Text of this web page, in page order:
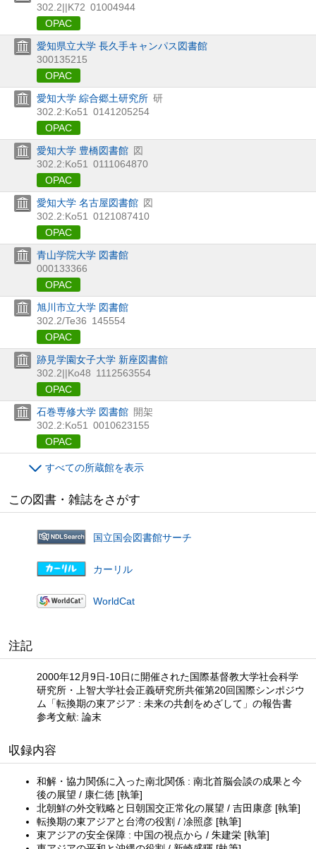
302.2||K72 01004944
OPAC
愛知県立大学 長久手キャンパス図書館
300135215
OPAC
愛知大学 綜合郷土研究所 研
302.2:Ko51
0141205254
OPAC
愛知大学 豊橋図書館 図
302.2:Ko51
0111064870
OPAC
愛知大学 名古屋図書館 図
302.2:Ko51
0121087410
OPAC
青山学院大学 図書館
000133366
OPAC
旭川市立大学 図書館
302.2/Te36 145554
OPAC
跡見学園女子大学 新座図書館
302.2||Ko48 1112563554
OPAC
石巻専修大学 図書館 開架
302.2:Ko51
0010623155
OPAC
すべての所蔵館を表示
この図書・雑誌をさがす
国立国会図書館サーチ
カーリル
WorldCat
注記
2000年12月9日-10日に開催された国際基督教大学社会科学
研究所・上智大学社会正義研究所共催第20回国際シンポジウ
ム「転換期の東アジア : 未来の共創をめざして」の報告書
参考文献: 論末
収録内容
和解・協力関係に入った南北関係 : 南北首脳会談の成果と今
後の展望 / 康仁徳 [執筆]
北朝鮮の外交戦略と日朝国交正常化の展望 / 吉田康彦 [執筆]
転換期の東アジアと台湾の役割 / 凃照彦 [執筆]
東アジアの安全保障 : 中国の視点から / 朱建栄 [執筆]